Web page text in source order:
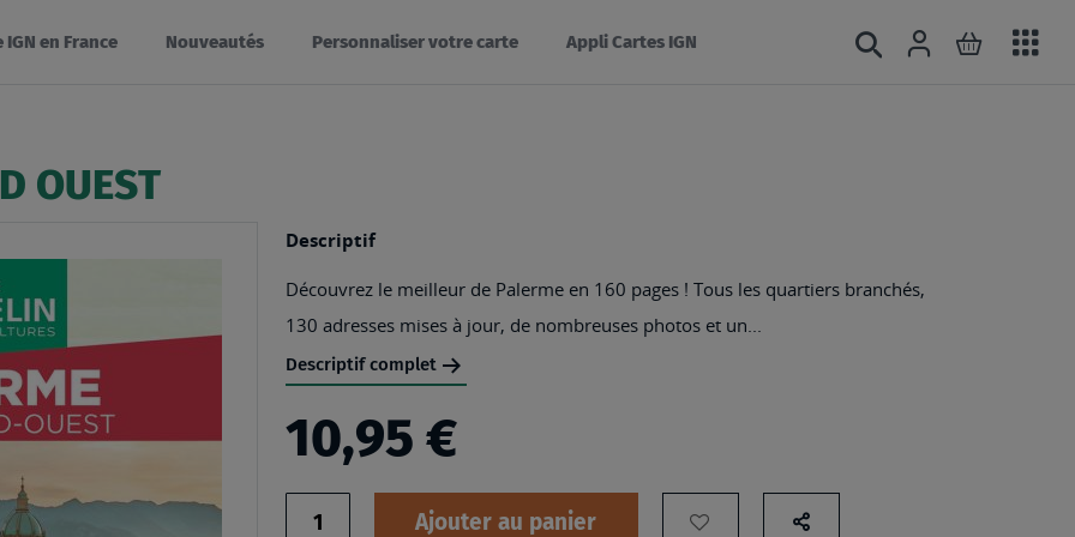
en France Nouveautés Personnaliser votre carte Appli Cartes IGN Rechercher
Connexion
Mon
OUEST
Descriptif
Découvrez le meilleur de Palerme en 160 pages ! Tous les quartiers branchés,
130 adresses mises à jour, de nombreuses photos et un...
Descriptif complet
10,95 €
Ajouter au panier